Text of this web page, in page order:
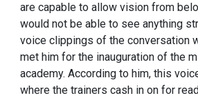
are capable to allow vision from
would not be able to see anything
voice clippings of the conversation
met him for the inauguration of the
academy. According to him, this
where the trainers cash in on for